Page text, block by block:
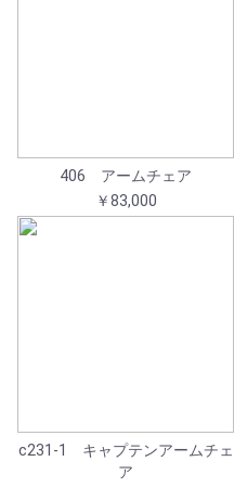
406 アームチェア
￥83,000
c231-1 キャプテンアームチェ
ア